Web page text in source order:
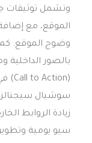
وتشمل
الموقع، مع إضافة
بالصور الداخلية
زيادة الروابط
سيو يومية